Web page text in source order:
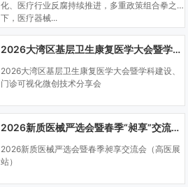
化、医疗行业反腐持续推进，多重政策组合拳之
下，医疗器械...
2026大湾区基层卫生康复医学大会暨学科建设、门诊可视化微创技术分享会
2026大湾区基层卫生康复医学大会暨学科建设、
门诊可视化微创技术分享会
2026新质医械严选会暨春季“昶享”交流会（高医展站）
2026新质医械严选会暨春季昶享交流会（高医展
站）